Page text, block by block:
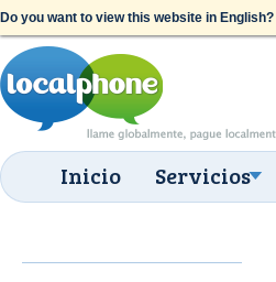
Do you want to view this website in English?
Inicio Servicios